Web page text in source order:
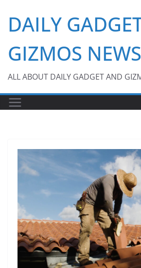
content
DAILY
GIZMOS NEWS
ALL ABOUT DAILY GADGET AND